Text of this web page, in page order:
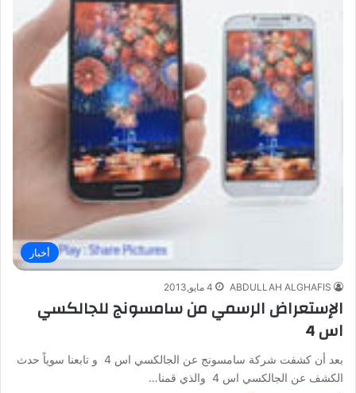
أخبار
ABDULLAH ALGHAFIS 4 مايو,2013
الإستعراض الرسمي من سامسونج للجالكسي
اس 4
بعد أن كشفت شركة سامسونج عن الجالكسي اس 4 و تابعنا سوياً حدث
الكشف عن الجالكسي اس 4 والذي قمنا…